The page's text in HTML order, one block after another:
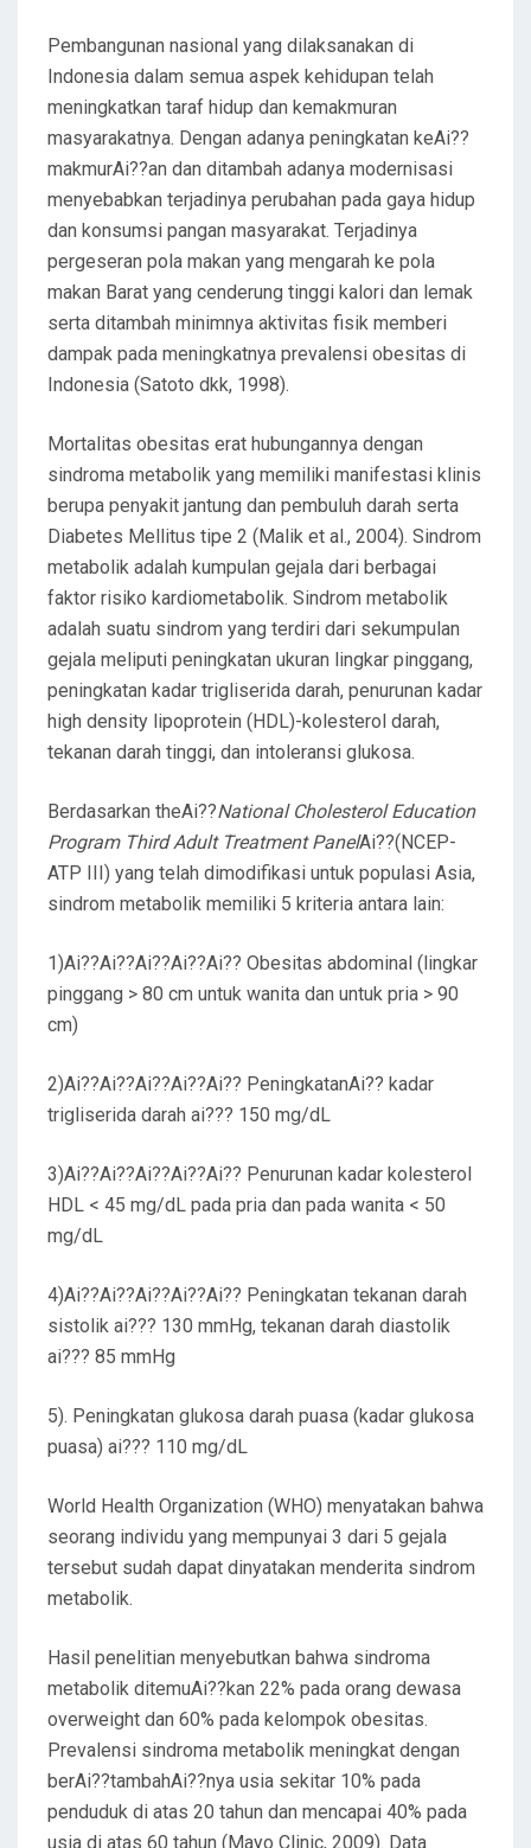
Pembangunan nasional yang dilaksanakan di
Indonesia dalam semua aspek kehidupan telah
meningkatkan taraf hidup dan kemakmuran
masyarakatnya. Dengan adanya peningkatan keAi??
makmurAi??an dan ditambah adanya modernisasi
menyebabkan terjadinya perubahan pada gaya hidup
dan konsumsi pangan masyarakat. Terjadinya
pergeseran pola makan yang mengarah ke pola
makan Barat yang cenderung tinggi kalori dan lemak
serta ditambah minimnya aktivitas fisik memberi
dampak pada meningkatnya prevalensi obesitas di
Indonesia (Satoto dkk, 1998).
Mortalitas obesitas erat hubungannya dengan
sindroma metabolik yang memiliki manifestasi klinis
berupa penyakit jantung dan pembuluh darah serta
Diabetes Mellitus tipe 2 (Malik et al., 2004). Sindrom
metabolik adalah kumpulan gejala dari berbagai
faktor risiko kardiometabolik. Sindrom metabolik
adalah suatu sindrom yang terdiri dari sekumpulan
gejala meliputi peningkatan ukuran lingkar pinggang,
peningkatan kadar trigliserida darah, penurunan kadar
high density lipoprotein (HDL)-kolesterol darah,
tekanan darah tinggi, dan intoleransi glukosa.
Berdasarkan theAi??National Cholesterol Education
Program Third Adult Treatment PanelAi??(NCEP-
ATP III) yang telah dimodifikasi untuk populasi Asia,
sindrom metabolik memiliki 5 kriteria antara lain:
1)Ai??Ai??Ai??Ai??Ai?? Obesitas abdominal (lingkar
pinggang > 80 cm untuk wanita dan untuk pria > 90
cm)
2)Ai??Ai??Ai??Ai??Ai?? PeningkatanAi?? kadar
trigliserida darah ai??? 150 mg/dL
3)Ai??Ai??Ai??Ai??Ai?? Penurunan kadar kolesterol
HDL < 45 mg/dL pada pria dan pada wanita < 50
mg/dL
4)Ai??Ai??Ai??Ai??Ai?? Peningkatan tekanan darah
sistolik ai??? 130 mmHg, tekanan darah diastolik
ai??? 85 mmHg
5). Peningkatan glukosa darah puasa (kadar glukosa
puasa) ai??? 110 mg/dL
World Health Organization (WHO) menyatakan bahwa
seorang individu yang mempunyai 3 dari 5 gejala
tersebut sudah dapat dinyatakan menderita sindrom
metabolik.
Hasil penelitian menyebutkan bahwa sindroma
metabolik ditemuAi??kan 22% pada orang dewasa
overweight dan 60% pada kelompok obesitas.
Prevalensi sindroma metabolik meningkat dengan
berAi??tambahAi??nya usia sekitar 10% pada
penduduk di atas 20 tahun dan mencapai 40% pada
usia di atas 60 tahun (Mayo Clinic, 2009). Data